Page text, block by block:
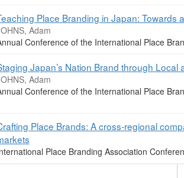
Place Branding in Japan:
Adam
Conference of the International Place
Japan’s Nation Brand through Local
Adam
Conference of the International Place
Place Brands: A cross-regional
Place Branding Association